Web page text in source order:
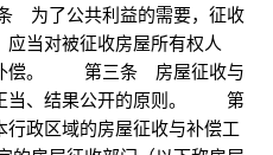
了公共利益的需要，征收
当对被征收房屋所有权人
补偿。 第三条 房屋征收与
当、结果公开的原则。 第
政区域的房屋征收与补偿工